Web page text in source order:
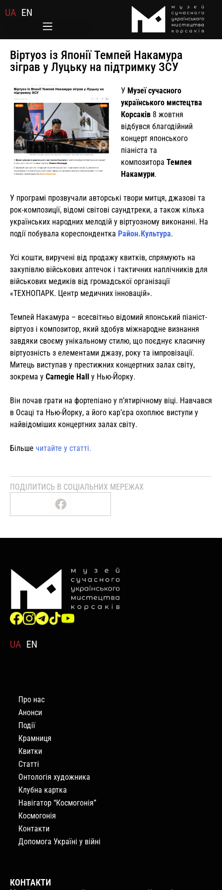
UA EN
Віртуоз із Японії Темпей Накамура
зіграв у Луцьку на підтримку ЗСУ
У Музеї сучасного
українського мистецтва
Корсаків 8 жовтня
відбувся благодійний
концерт японського
піаніста та
композитора Темпея
Накамури.
У програмі прозвучали авторські твори митця, джазові та
рок-композиції, відомі світові саундтреки, а також кілька
українських народних мелодій у віртуозному виконанні. На
події побувала кореспондентка Район.Культура.
Усі кошти, виручені від продажу квитків, спрямують на
закупівлю військових аптечок і тактичних наплічників для
військових медиків від громадської організації
«ТЕХНОПАРК. Центр медичних інновацій».
Темпей Накамура – всесвітньо відомий японський піаніст-
віртуоз і композитор, який здобув міжнародне визнання
завдяки своєму унікальному стилю, що поєднує класичну
віртуозність з елементами джазу, року та імпровізації.
Митець виступав у престижних концертних залах світу,
зокрема у Carnegie Hall у Нью-Йорку.
Він почав грати на фортепіано у п’ятирічному віці. Навчався
в Осаці та Нью-Йорку, а його кар’єра охоплює виступи у
найвідоміших концертних залах світу.
Більше читайте у статті.
ПОДІЛИТИСЬ В СОЦІАЛЬНИХ МЕРЕЖАХ
UA EN
Про нас
Анонси
Події
Крамниця
Квитки
Статті
Онтологія художника
Клубна картка
Навігатор “Космогонія”
Космогонія
Контакти
Допомога Україні у війні
КОНТАКТИ